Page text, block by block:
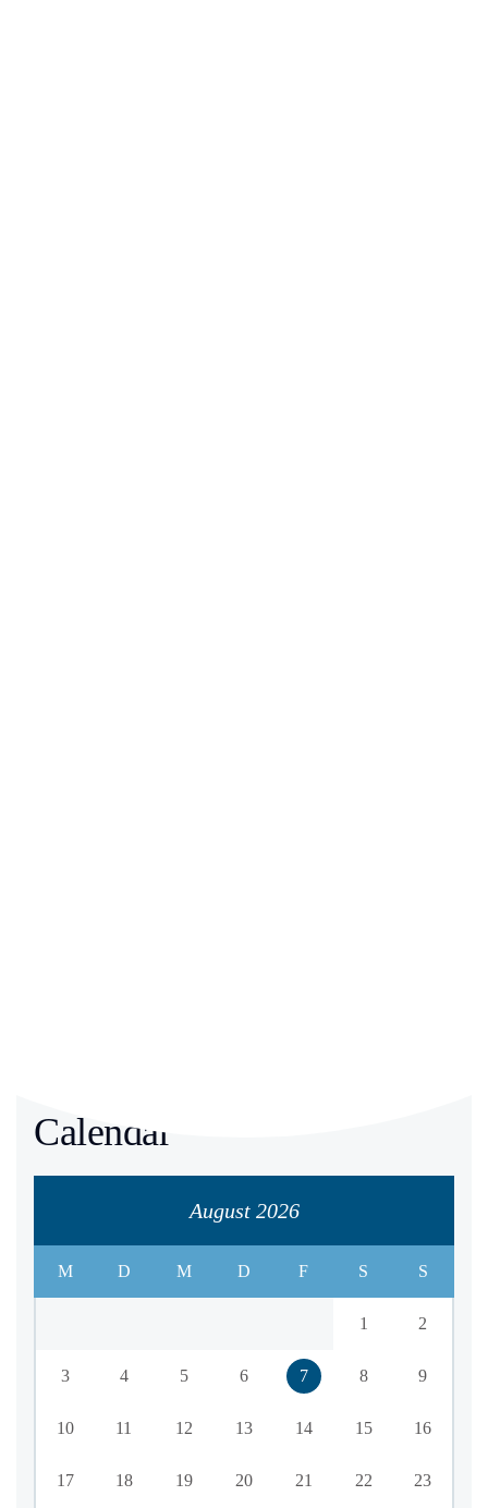
Calendar
August 2026
M D M D F S S
1 2
3 4 5 6 7 8 9
10 11 12 13 14 15 16
17 18 19 20 21 22 23